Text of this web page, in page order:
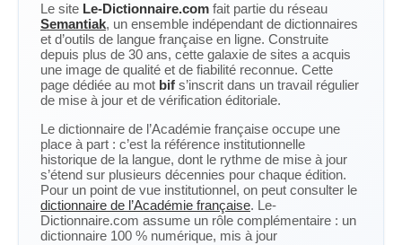
Le site Le-Dictionnaire.com fait partie du réseau
Semantiak, un ensemble indépendant de dictionnaires
et d’outils de langue française en ligne. Construite
depuis plus de 30 ans, cette galaxie de sites a acquis
une image de qualité et de fiabilité reconnue. Cette
page dédiée au mot bif s’inscrit dans un travail régulier
de mise à jour et de vérification éditoriale.
Le dictionnaire de l’Académie française occupe une
place à part : c’est la référence institutionnelle
historique de la langue, dont le rythme de mise à jour
s’étend sur plusieurs décennies pour chaque édition.
Pour un point de vue institutionnel, on peut consulter le
dictionnaire de l’Académie française. Le-
Dictionnaire.com assume un rôle complémentaire : un
dictionnaire 100 % numérique, mis à jour